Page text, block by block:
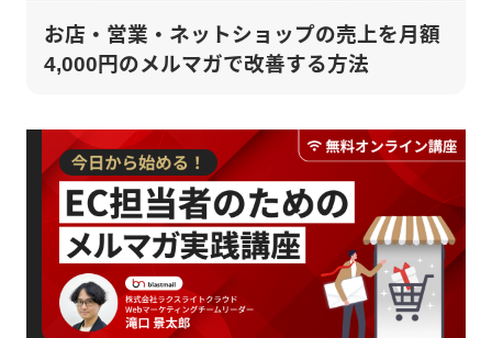
お店・営業・ネットショップの売上を月額
4,000円のメルマガで改善する方法